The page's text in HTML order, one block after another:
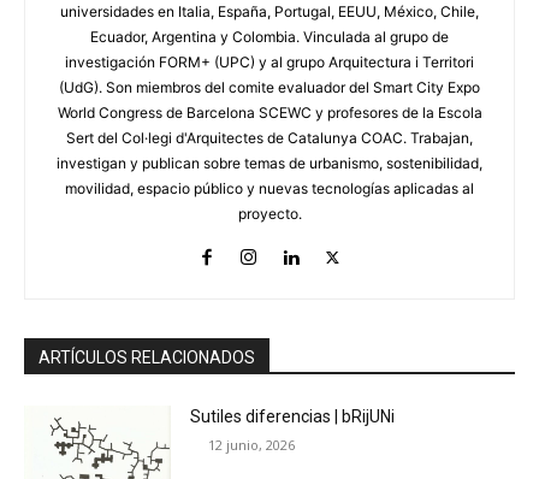
universidades en Italia, España, Portugal, EEUU, México, Chile,
Ecuador, Argentina y Colombia. Vinculada al grupo de
investigación FORM+ (UPC) y al grupo Arquitectura i Territori
(UdG). Son miembros del comite evaluador del Smart City Expo
World Congress de Barcelona SCEWC y profesores de la Escola
Sert del Col·legi d'Arquitectes de Catalunya COAC. Trabajan,
investigan y publican sobre temas de urbanismo, sostenibilidad,
movilidad, espacio público y nuevas tecnologías aplicadas al
proyecto.
ARTÍCULOS RELACIONADOS
Sutiles diferencias | bRijUNi
12 junio, 2026